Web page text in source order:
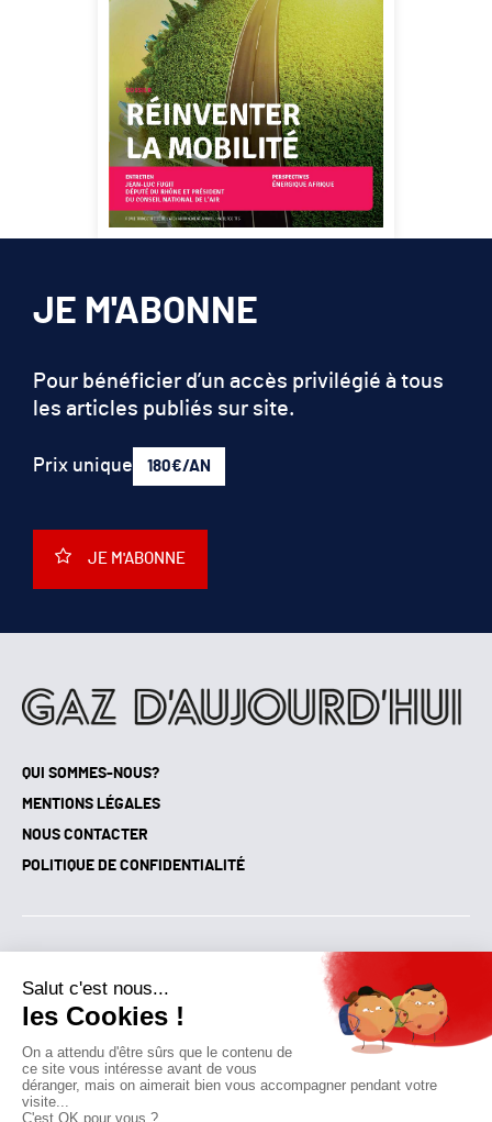
QUI SOMMES-NOUS?
MENTIONS LÉGALES
NOUS CONTACTER
POLITIQUE DE CONFIDENTIALITÉ
JE M'ABONNE
Pour bénéficier d’un accès privilégié à tous
les articles publiés sur site.
Prix unique 180€/AN
JE M'ABONNE